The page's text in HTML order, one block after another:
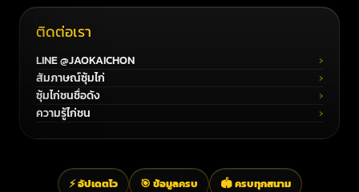
ติดต่อเรา
LINE @JAOKAICHON
สัมภาษณ์ซุ้มไก่
ซุ้มไก่ชนชื่อดัง
ความรู้ไก่ชน
⚡ อัปเดตไว 🎯 ข้อมูลครบ 🏟️ ครบทุกสนาม